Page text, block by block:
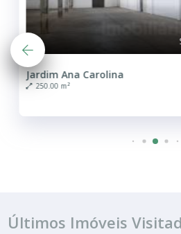
Jardim Ana Carolina
250.00 m²
Últimos Imóveis